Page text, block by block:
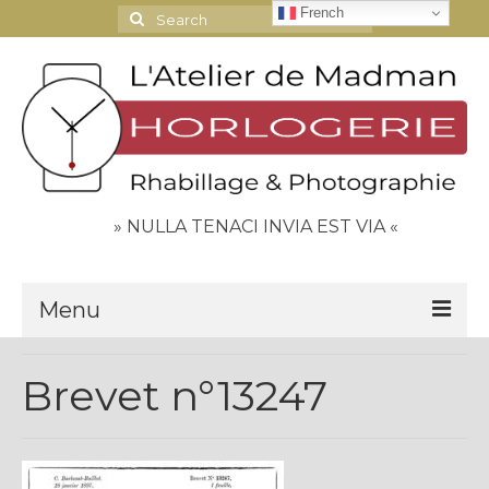
Search
for:
» NULLA TENACI INVIA EST VIA «
Menu
Contact
Espace Clients
Brevet n°13247
French